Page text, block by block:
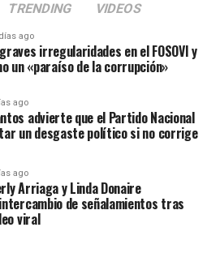
TRENDING VIDEOS
ago
irregularidades en el FOSOVI y
un «paraíso de la corrupción»
ago
advierte que el Partido Nacional
un desgaste político si no corrige
ago
Arriaga y Linda Donaire
de señalamientos tras
viral